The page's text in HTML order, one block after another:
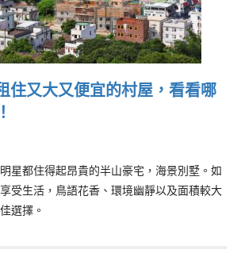
住又大又便宜的村屋，看看哪
星都住得起昂貴的半山豪宅，海景別墅。如
受生活，鳥語花香、環境幽靜以及面積較大
選擇。